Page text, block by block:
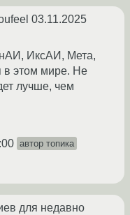
03.11.2025
ИксАИ, Мета,
в этом мире. Не
лучше, чем
автор топика
для недавно